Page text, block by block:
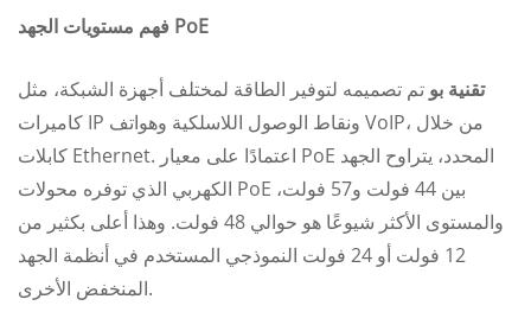
فهم مستويات الجهد PoE
تقنية بو تم تصميمه لتوفير الطاقة لمختلف أجهزة الشبكة، مثل
كاميرات IP ونقاط الوصول اللاسلكية وهواتف VoIP، من خلال
كابلات Ethernet. اعتمادًا على معيار PoE المحدد، يتراوح الجهد
الكهربي الذي توفره محولات PoE بين 44 فولت و57 فولت،
والمستوى الأكثر شيوعًا هو حوالي 48 فولت. وهذا أعلى بكثير من
12 فولت أو 24 فولت النموذجي المستخدم في أنظمة الجهد
المنخفض الأخرى.